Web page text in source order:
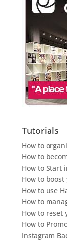
Tutorials
How to
How to
How to Start
How to
How to use
How to
How to reset
How to
Instagram